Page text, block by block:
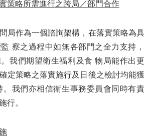
策略所需進行之跨局／部門合作
局作為一個諮詢架構，在落實策略為具
察之過程中如無各部門之全力支持，
我們期望衛生福利及食 物局能作出更
定策略之落實施行及日後之檢討均能獲
。我們亦相信衛生事務委員會同時有責
行。